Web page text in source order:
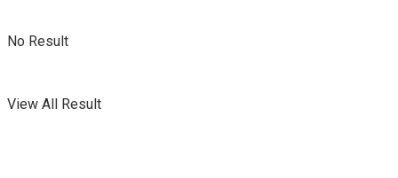
No Result
View All Result